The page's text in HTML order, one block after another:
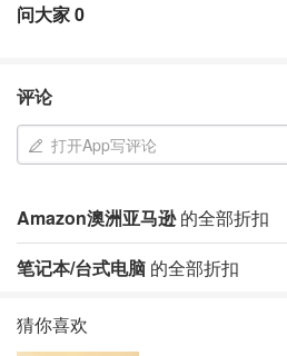
问大家0
评论
打开App写评论
Amazon澳洲亚马逊的全部折扣
笔记本/台式电脑 的全部折扣
猜你喜欢